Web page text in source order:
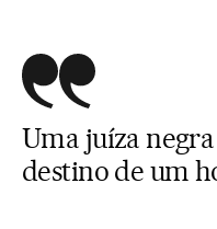
Uma juíza
destino de um